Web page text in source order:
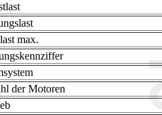
max.
der Motoren